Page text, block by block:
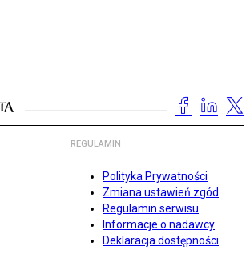
REGULAMIN
Polityka Prywatności
Zmiana ustawień zgód
Regulamin serwisu
Informacje o nadawcy
Deklaracja dostępności